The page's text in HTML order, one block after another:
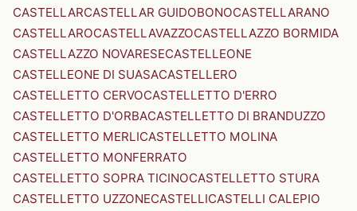
CASTELLARCASTELLAR GUIDOBONOCASTELLARANO
CASTELLAROCASTELLAVAZZOCASTELLAZZO BORMIDA
CASTELLAZZO NOVARESECASTELLEONE
CASTELLEONE DI SUASACASTELLERO
CASTELLETTO CERVOCASTELLETTO D'ERRO
CASTELLETTO D'ORBACASTELLETTO DI BRANDUZZO
CASTELLETTO MERLICASTELLETTO MOLINA
CASTELLETTO MONFERRATO
CASTELLETTO SOPRA TICINOCASTELLETTO STURA
CASTELLETTO UZZONECASTELLICASTELLI CALEPIO